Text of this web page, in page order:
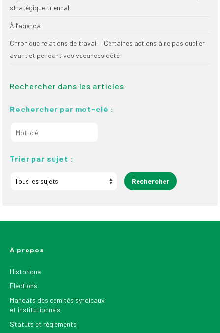
stratégique triennal
À l’agenda
Chronique relations de travail – Certaines actions à ne pas oublier
avant et pendant vos vacances d’été
Rechercher dans les articles
Rechercher par mot-clé :
Trier par sujet :
À propos
Historique
Élections
Mandats des comités syndicaux
et institutionnels
Statuts et règlements